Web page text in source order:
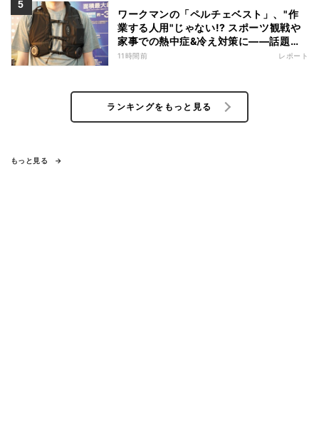
ワークマンの「ペルチェベスト」、"作
業する人用"じゃない!? スポーツ観戦や
家事での熱中症&冷え対策に――話題の
商品を徹底検証
11時間前 レポート
ランキングをもっと見る
もっと見る